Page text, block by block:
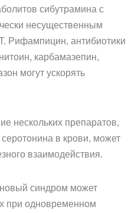
сибутрамина с
несущественным
Рифампицин, антибиотики
карбамазепин,
могут ускорять
нескольких препаратов,
в крови, может
взаимодействия.
синдром может
при одновременном